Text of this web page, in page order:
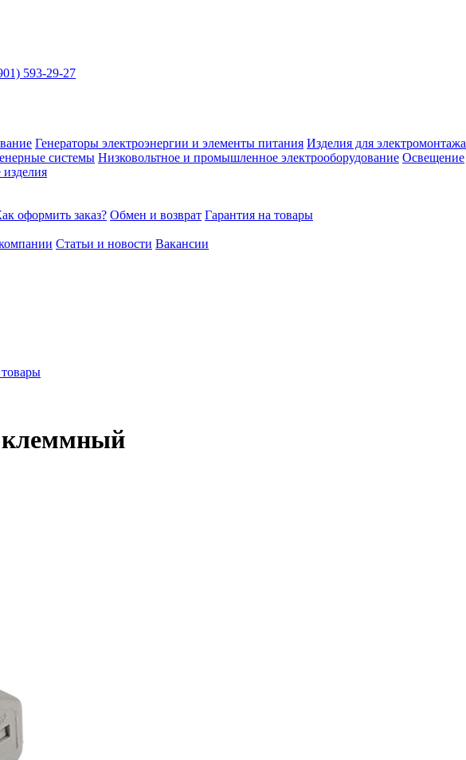
593-29-27
Генераторы электроэнергии и элементы питания Изделия для электромонтажа
системы Низковольтное и промышленное электрооборудование Освещение
оформить заказ? Обмен и возврат Гарантия на товары
Статьи и новости Вакансии
клеммный